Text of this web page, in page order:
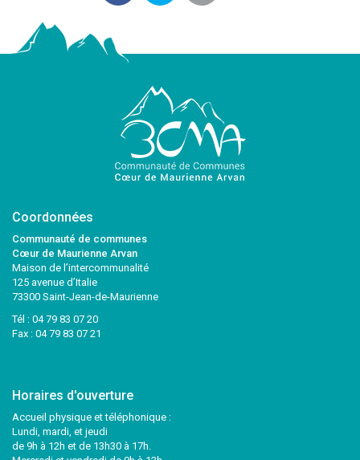
Coordonnées
Communauté de communes
Cœur de Maurienne Arvan
Maison de l’intercommunalité
125 avenue d’Italie
73300 Saint-Jean-de-Maurienne
Tél : 04 79 83 07 20
Fax : 04 79 83 07 21
Horaires d'ouverture
Accueil physique et téléphonique :
Lundi, mardi, et jeudi
de 9h à 12h et de 13h30 à 17h.